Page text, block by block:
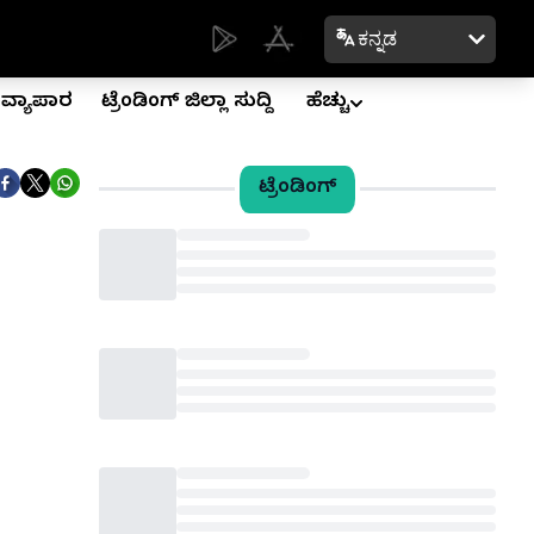
ಕನ್ನಡ
ವ್ಯಾಪಾರ ಟ್ರೆಂಡಿಂಗ್ ಜಿಲ್ಲಾ ಸುದ್ದಿ ಹೆಚ್ಚು
ಟ್ರೆಂಡಿಂಗ್